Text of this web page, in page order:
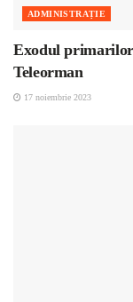
ADMINISTRAȚIE
Exodul
Teleorman
17 noiembrie 2023